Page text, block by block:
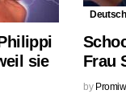
sie
Frau
by